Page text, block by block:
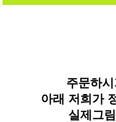
주문하
아래 저희가
실제그